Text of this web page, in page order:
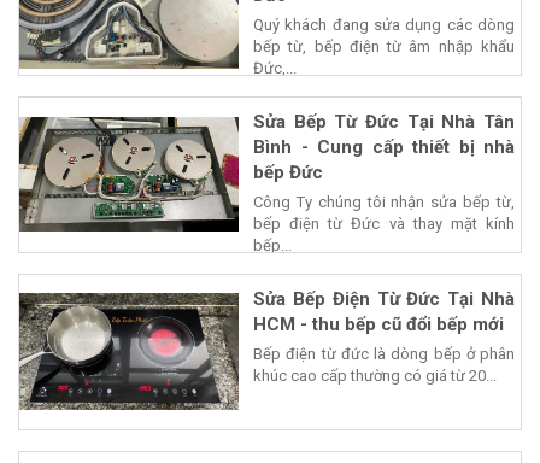
Quý khách đang sửa dụng các dòng
bếp từ, bếp điện từ âm nhập khẩu
Đức,...
Sửa Bếp Từ Đức Tại Nhà Tân
Bình - Cung cấp thiết bị nhà
bếp Đức
Công Ty chúng tôi nhận sửa bếp từ,
bếp điện từ Đức và thay mặt kính
bếp...
Sửa Bếp Điện Từ Đức Tại Nhà
HCM - thu bếp cũ đổi bếp mới
Bếp điện từ đức là dòng bếp ở phân
khúc cao cấp thường có giá từ 20...